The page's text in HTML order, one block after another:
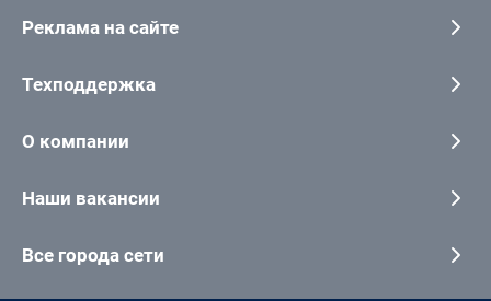
Реклама на сайте
Техподдержка
О компании
Наши вакансии
Все города сети